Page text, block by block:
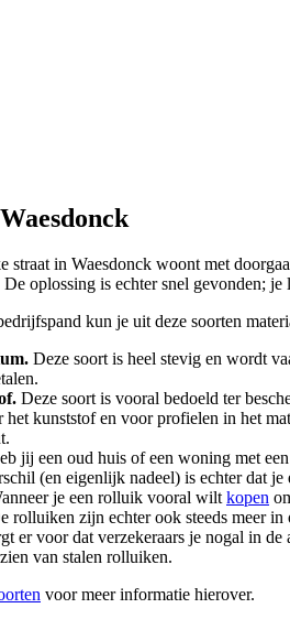
straat in Waesdonck woont met
oplossing is echter snel gevonden; je
kun je uit deze soorten
Deze soort is heel stevig en wordt
Deze soort is vooral bedoeld ter
kunststof en voor profielen in het
jij een oud huis of een woning met
(en eigenlijk nadeel) is echter dat
je een rolluik vooral wiltkopen
rolluiken zijn echter ook steeds meer
er voor dat verzekeraars je nogal in
van stalen rolluiken.
voor meer informatie hierover.